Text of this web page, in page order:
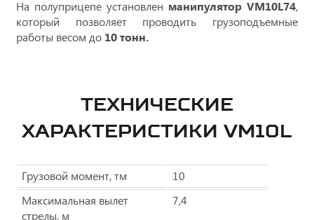
На полуприцепе установлен манипулятор VM10L74,
который позволяет проводить грузоподъемные
работы весом до 10тонн.
ТЕХНИЧЕСКИЕ
ХАРАКТЕРИСТИКИ VM10L
Грузовой момент, тм
10
Максимальная вылет
стрелы, м
7,4